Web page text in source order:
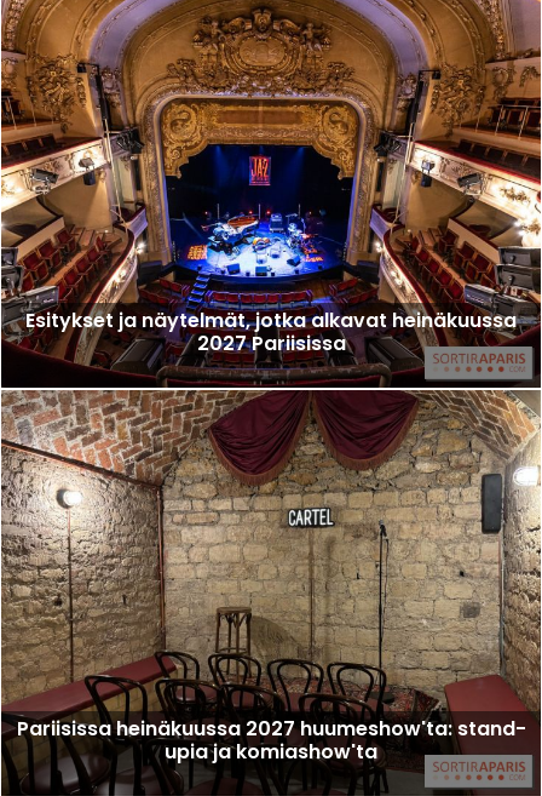
Esitykset ja näytelmät, jotka alkavat heinäkuussa
2027 Pariisissa
Pariisissa heinäkuussa 2027 huumeshow'ta: stand-
upia ja komiashow'ta